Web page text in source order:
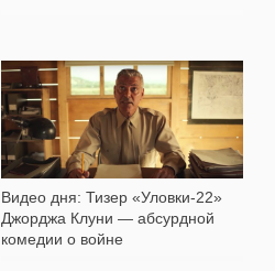
Видео дня: Тизер «Уловки-22»
Джорджа Клуни — абсурдной
комедии о войне
994